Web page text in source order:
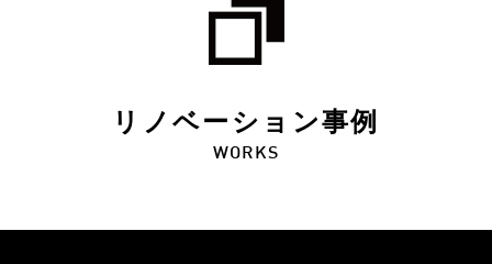
リノベーション事例
WORKS